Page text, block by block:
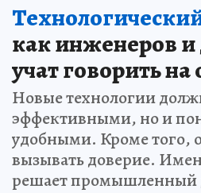
как инженеров и
учат говорить
Новые технологии
эффективными, но и
удобными. Кроме того,
вызывать доверие.
решает промышленный